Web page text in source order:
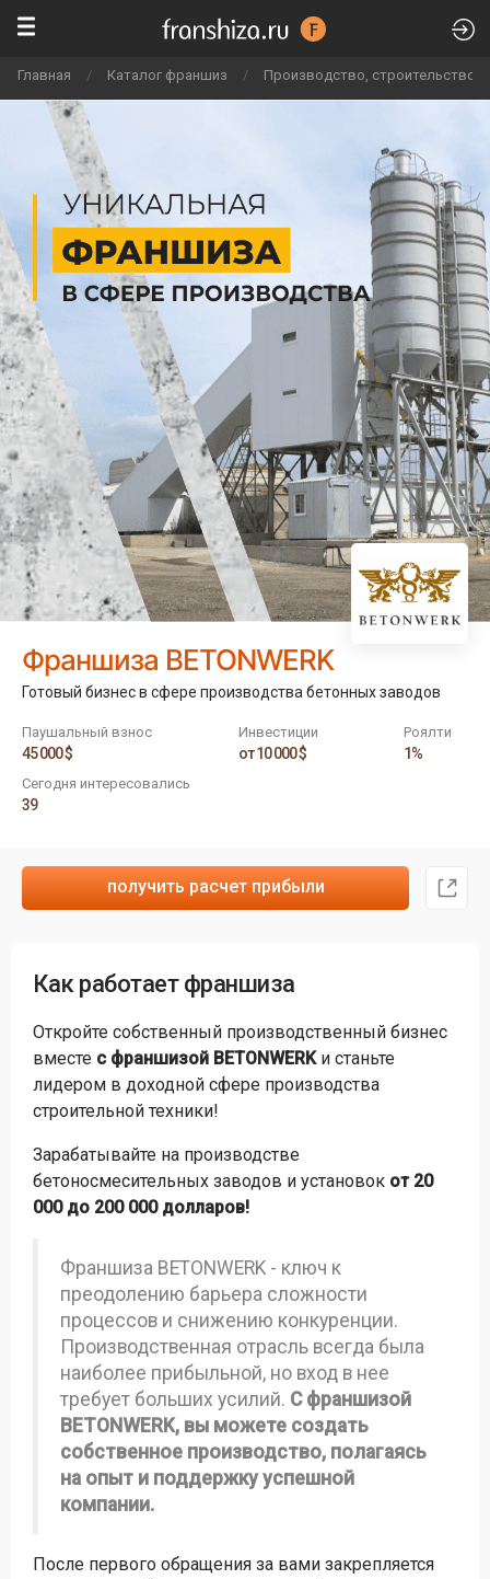
Главная / Каталог франшиз / Производство, строительство
Франшиза BETONWERK
Готовый бизнес в сфере производства бетонных заводов
Паушальный взнос
45 000 $
Инвестиции
от 10 000 $
Роялти
1%
Сегодня интересовались
39
получить расчет прибыли
Как работает франшиза
Откройте собственный производственный бизнес
вместе с франшизой BETONWERKи станьте
лидером в доходной сфере производства
строительной техники!
Зарабатывайте на производстве
бетоносмесительных заводов и установок от 20
000 до 200 000 долларов!
Франшиза BETONWERK - ключ к
преодолению барьера сложности
процессов и снижению конкуренции.
Производственная отрасль всегда была
наиболее прибыльной, но вход в нее
требует больших усилий. С франшизой
BETONWERK, вы можете создать
собственное производство, полагаясь
на опыт и поддержку успешной
компании.
После первого обращения за вами закрепляется